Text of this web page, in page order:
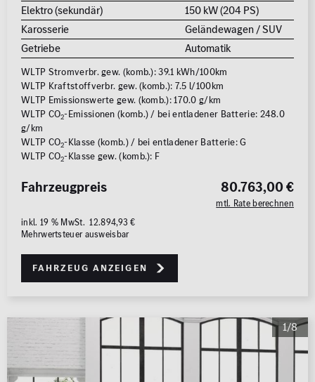
Elektro (sekundär)
150 kW (204 PS)
Karosserie
Geländewagen / SUV
Getriebe
Automatik
WLTP Stromverbr. gew. (komb.): 39.1 kWh/100km
WLTP Kraftstoffverbr. gew. (komb.): 7.5 l/100km
WLTP Emissionswerte gew. (komb.): 170.0 g/km
WLTP CO2-Emissionen (komb.) / bei entladener Batterie: 248.0
g/km
WLTP CO2-Klasse (komb.) / bei entladener Batterie: G
WLTP CO2-Klasse gew. (komb.): F
80.763,00 €
mtl. Rate berechnen
Fahrzeugpreis
inkl. 19 % MwSt. 12.894,93 €
Mehrwertsteuer ausweisbar
Fahrzeug anzeigen
1/8